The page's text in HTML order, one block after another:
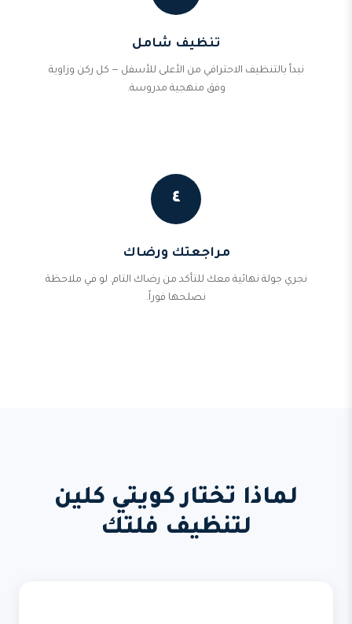
تنظيف شامل
نبدأ بالتنظيف الاحترافي من الأعلى للأسفل — كل ركن وزاوية
وفق منهجية مدروسة.
٤
مراجعتك ورضاك
نجري جولة نهائية معك للتأكد من رضاك التام. لو في ملاحظة
نصلحها فوراً.
لماذا تختار كويتي كلين
لتنظيف فلتك